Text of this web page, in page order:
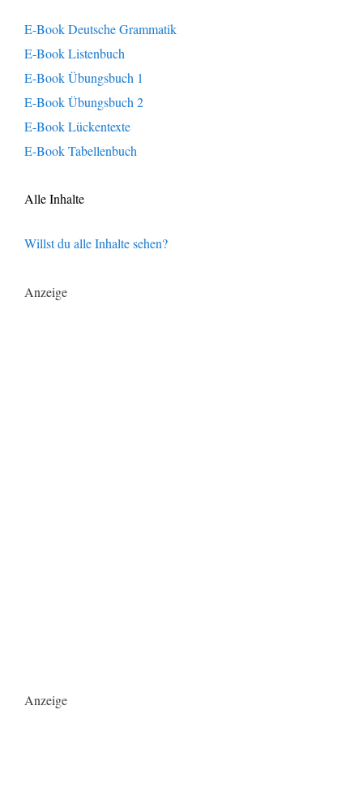
E-Book Deutsche Grammatik
E-Book Listenbuch
E-Book Übungsbuch 1
E-Book Übungsbuch 2
E-Book Lückentexte
E-Book Tabellenbuch
Alle Inhalte
Willst du alle Inhalte sehen?
Anzeige
Anzeige